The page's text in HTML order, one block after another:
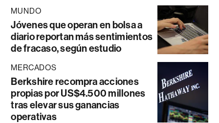
MUNDO
Jóvenes que operan en bolsa a
diario reportan más sentimientos
de fracaso, según estudio
MERCADOS
Berkshire recompra acciones
propias por US$4.500 millones
tras elevar sus ganancias
operativas